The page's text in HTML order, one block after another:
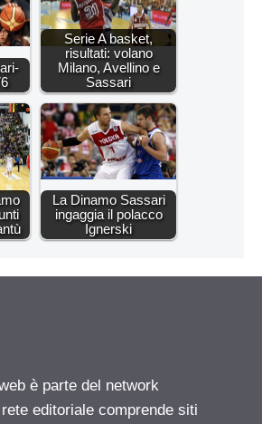
Serie A basket,
risultati: volano
Milano, Avellino e
Sassari
La Dinamo Sassari
ingaggia il polacco
Ignerski
è parte del network
editoriale comprende siti